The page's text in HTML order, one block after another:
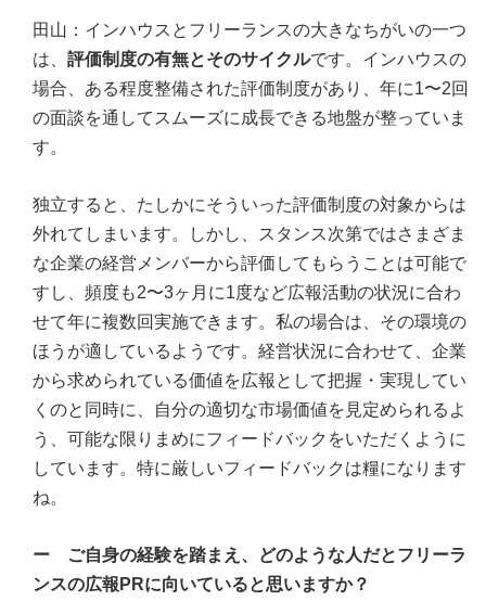
田山：インハウスとフリーランスの大きなちがいの一つ
は、 評価制度の有無とそのサイクルです。インハウスの
場合、ある程度整備された評価制度があり、年に1〜2回
の面談を通してスムーズに成長できる地盤が整っていま
す。
独立すると、たしかにそういった評価制度の対象からは
外れてしまいます。しかし、スタンス次第ではさまざま
な企業の経営メンバーから評価してもらうことは可能で
すし、頻度も2〜3ヶ月に1度など広報活動の状況に合わ
せて年に複数回実施できます。私の場合は、その環境の
ほうが適しているようです。経営状況に合わせて、企業
から求められている価値を広報として把握・実現してい
くのと同時に、自分の適切な市場価値を見定められるよ
う、可能な限りまめにフィードバックをいただくように
しています。特に厳しいフィードバックは糧になります
ね。
ー ご自身の経験を踏まえ、どのような人だとフリーラ
ンスの広報PRに向いていると思いますか？